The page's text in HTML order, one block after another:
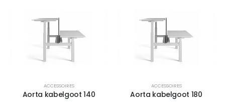
ACCESSOIRES
Aorta kabelgoot 140
ACCESSOIRES
Aorta kabelgoot 180